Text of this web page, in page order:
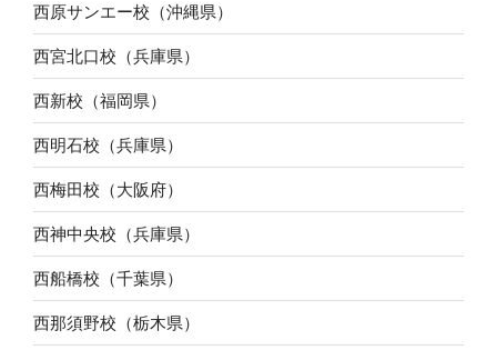
西原サンエー校（沖縄県）
西宮北口校（兵庫県）
西新校（福岡県）
西明石校（兵庫県）
西梅田校（大阪府）
西神中央校（兵庫県）
西船橋校（千葉県）
西那須野校（栃木県）